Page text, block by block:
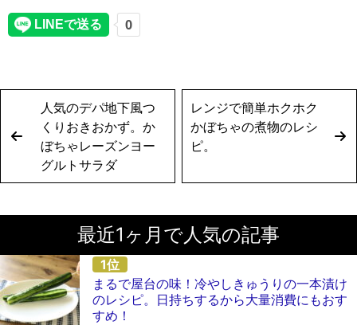
人気のデパ地下風つ
くりおきおかず。か
ぼちゃレーズンヨー
グルトサラダ
レンジで簡単ホクホク
かぼちゃの煮物のレシ
ピ。
最近1ヶ月で人気の記事
まるで屋台の味！冷やしきゅうりの一本漬け
のレシピ。日持ちするから大量消費にもおす
すめ！